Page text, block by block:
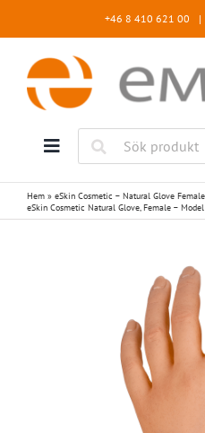
+46 8 410 621 00 |
Hem » eSkin Cosmetic – Natural Glove Female
eSkin Cosmetic Natural Glove, Female –